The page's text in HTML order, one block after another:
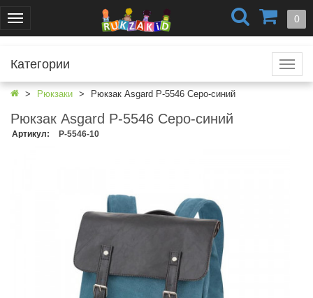
Меню 0
+7 (499) 404-0550
г. Москва
+7 (812) 424-4251
Категории
Рюкзаки Рюкзак Asgard Р-5546 Серо-синий
Рюкзак Asgard Р-5546 Серо-синий
Артикул: Р-5546-10